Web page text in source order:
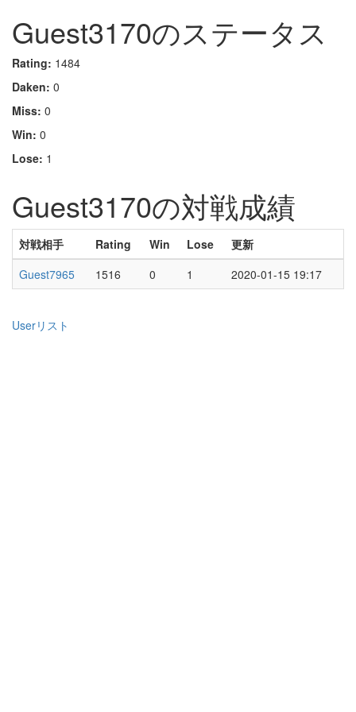
Guest3170のステータス
Rating: 1484
Daken: 0
Miss: 0
Win: 0
Lose: 1
Guest3170の対戦成績
対戦相手 Rating Win Lose
更新
Guest7965
1516 0 1 2020-01-15 19:17
Userリスト